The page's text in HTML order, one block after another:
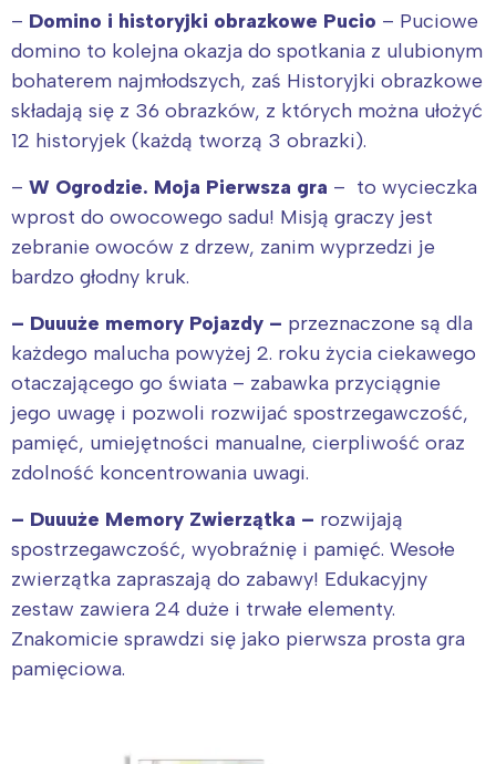
– Domino i historyjki obrazkowe Pucio – Puciowe
domino to kolejna okazja do spotkania z ulubionym
bohaterem najmłodszych, zaś Historyjki obrazkowe
składają się z 36 obrazków, z których można ułożyć
12 historyjek (każdą tworzą 3 obrazki).
– W Ogrodzie. Moja Pierwsza gra – to wycieczka
wprost do owocowego sadu! Misją graczy jest
zebranie owoców z drzew, zanim wyprzedzi je
bardzo głodny kruk.
– Duuuże memory Pojazdy – przeznaczone są dla
każdego malucha powyżej 2. roku życia ciekawego
otaczającego go świata – zabawka przyciągnie
jego uwagę i pozwoli rozwijać spostrzegawczość,
pamięć, umiejętności manualne, cierpliwość oraz
zdolność koncentrowania uwagi.
– Duuuże Memory Zwierzątka – rozwijają
spostrzegawczość, wyobraźnię i pamięć. Wesołe
zwierzątka zapraszają do zabawy! Edukacyjny
zestaw zawiera 24 duże i trwałe elementy.
Znakomicie sprawdzi się jako pierwsza prosta gra
pamięciowa.